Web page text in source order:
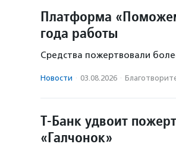
Платформа
года работы
Средства пожертвовали
Новости · 03.08.2026 ·
Т-Банк удвоит
«Галчонок»